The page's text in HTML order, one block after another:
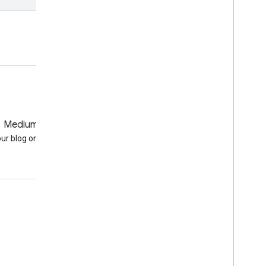
Medium
blog on Medium